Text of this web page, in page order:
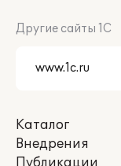
Другие сайты 1С
Каталог
Внедрения
Публикации